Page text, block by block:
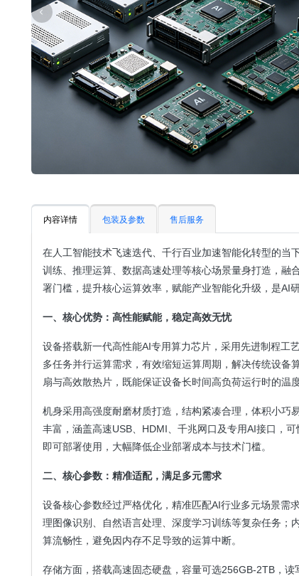
内容详情 包装及参数 售后服务
在人工智能技术飞速迭代、千行百业加速智能化转型的当
训练、推理运算、数据高速处理等核心场景量身打造，融
署门槛，提升核心运算效率，赋能产业智能化升级，是AI
一、核心优势：高性能赋能，稳定高效无忧
设备搭载新一代高性能AI专用算力芯片，采用先进制程工
多任务并行运算需求，有效缩短运算周期，解决传统设
扇与高效散热片，既能保证设备长时间高负荷运行时的温
机身采用高强度耐磨材质打造，结构紧凑合理，体积小巧
丰富，涵盖高速USB、HDMI、千兆网口及专用AI接口，
即可部署使用，大幅降低企业部署成本与技术门槛。
二、核心参数：精准适配，满足多元需求
设备核心参数经过严格优化，精准匹配AI行业多元场景需
理图像识别、自然语言处理、深度学习训练等复杂任务；
算流畅性，避免因内存不足导致的运算中断。
存储方面，搭载高速固态硬盘，容量可选256GB-2TB，